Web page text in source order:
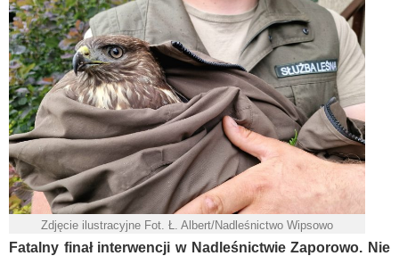
Zdjęcie ilustracyjne Fot. Ł. Albert/Nadleśnictwo Wipsowo
Fatalny finał interwencji w Nadleśnictwie Zaporowo. Nie